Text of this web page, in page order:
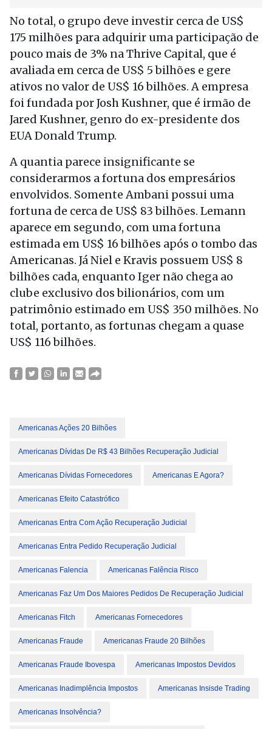
No total, o grupo deve investir cerca de US$
175 milhões para adquirir uma participação de
pouco mais de 3% na Thrive Capital, que é
avaliada em cerca de US$ 5 bilhões e gere
ativos no valor de US$ 16 bilhões. A empresa
foi fundada por Josh Kushner, que é irmão de
Jared Kushner, genro do ex-presidente dos
EUA Donald Trump.
A quantia parece insignificante se
considerarmos a fortuna dos empresários
envolvidos. Somente Ambani possui uma
fortuna de cerca de US$ 83 bilhões. Lemann
aparece em segundo, com uma fortuna
estimada em US$ 16 bilhões após o tombo das
Americanas. Já Niel e Kravis possuem US$ 8
bilhões cada, enquanto Iger não chega ao
clube exclusivo dos bilionários, com um
patrimônio estimado em US$ 350 milhões. No
total, portanto, as fortunas chegam a quase
US$ 116 bilhões.
Americanas Ações 20 Bilhões
Americanas Dívidas De R$ 43 Bilhões Recuperação Judicial
Americanas Dívidas Fornecedores Americanas E Agora?
Americanas Efeito Catastrófico
Americanas Entra Com Ação Recuperação Judicial
Americanas Entra Pedido Recuperação Judicial
Americanas Falencia Americanas Falência Risco
Americanas Faz Um Dos Maiores Pedidos De Recuperação Judicial
Americanas Fitch Americanas Fornecedores
Americanas Fraude Americanas Fraude 20 Bilhões
Americanas Fraude Ibovespa Americanas Impostos Devidos
Americanas Inadimplência Impostos Americanas Insisde Trading
Americanas Insolvência?